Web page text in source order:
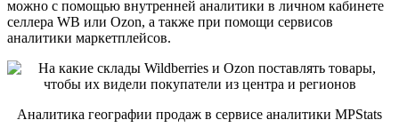
можно с помощью внутренней аналитики в личном кабинете
селлера WB или Ozon, а также при помощи сервисов
аналитики маркетплейсов.
Аналитика географии продаж в сервисе аналитики MPStats